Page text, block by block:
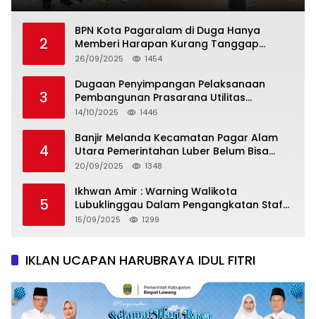
2
BPN Kota Pagaralam di Duga Hanya
Memberi Harapan Kurang Tanggap
Terkait Sertifikat Tumpang Tindih
26/09/2025 1454
3
Dugaan Penyimpangan Pelaksanaan
Pembangunan Prasarana Utilitas
Permukiman Desa Pajar Bulan
14/10/2025 1446
4
Banjir Melanda Kecamatan Pagar Alam
Utara Pemerintahan Luber Belum Bisa
Mengatasi Banjir
20/09/2025 1348
5
Ikhwan Amir : Warning Walikota
Lubuklinggau Dalam Pengangkatan Staf
Khusus
15/09/2025 1299
IKLAN UCAPAN HARUBRAYA IDUL FITRI